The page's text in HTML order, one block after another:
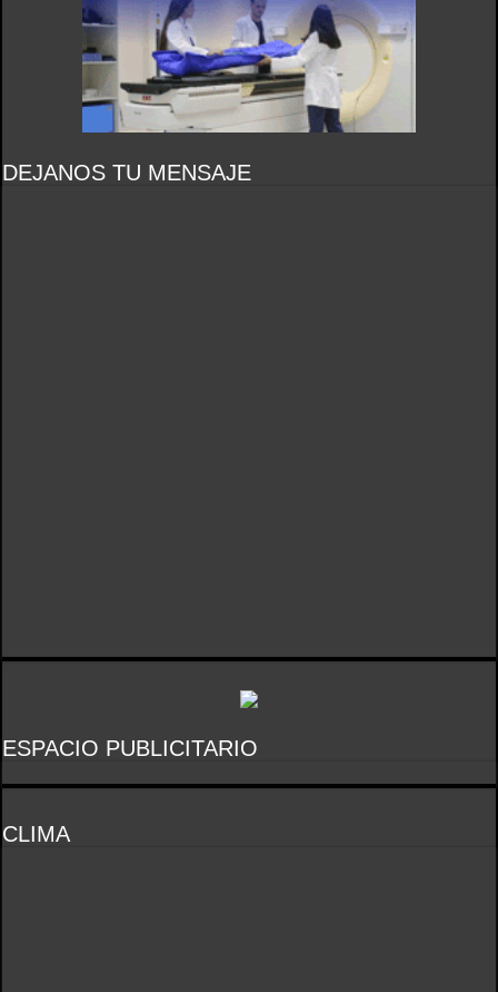
DEJANOS TU MENSAJE
ESPACIO PUBLICITARIO
CLIMA